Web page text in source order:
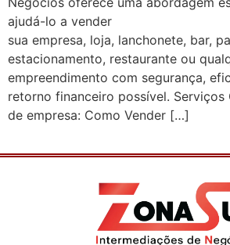
ajudá-lo a vender
sua empresa, loja, lanchonete, bar,
estacionamento, restaurante ou
empreendimento com segurança,
retorno financeiro possível. Serviços
de empresa: Como Vender […]